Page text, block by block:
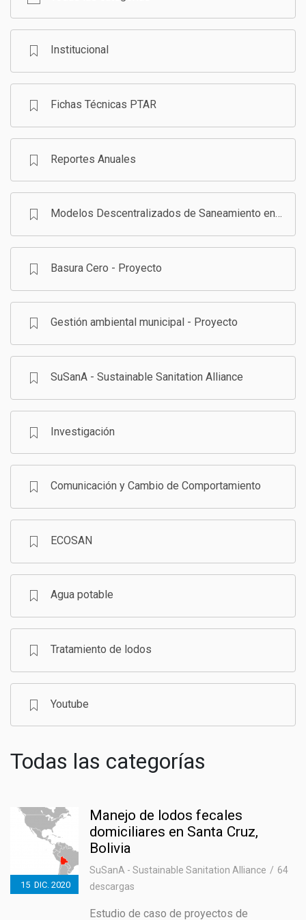
Institucional
Fichas Técnicas PTAR
Reportes Anuales
Modelos Descentralizados de Saneamiento en Bolivia - Programa
Basura Cero - Proyecto
Gestión ambiental municipal - Proyecto
SuSanA - Sustainable Sanitation Alliance
Investigación
Comunicación y Cambio de Comportamiento
ECOSAN
Agua potable
Tratamiento de lodos
Youtube
Todas las categorías
15 DIC. 2020
Manejo de lodos fecales
domiciliares en Santa Cruz,
Bolivia
SuSanA - Sustainable Sanitation Alliance
64
descargas
Estudio de caso de proyectos de